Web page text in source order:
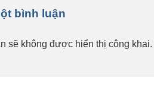
bình luận
sẽ không được hiển thị công khai.